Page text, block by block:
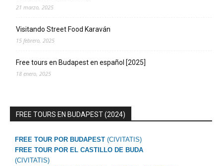
21 marzo, 2025
Visitando Street Food Karaván
15 febrero, 2025
Free tours en Budapest en español [2025]
18 enero, 2025
FREE TOURS EN BUDAPEST (2024)
FREE TOUR POR BUDAPEST (CIVITATIS)
FREE TOUR POR EL CASTILLO DE BUDA
(CIVITATIS)